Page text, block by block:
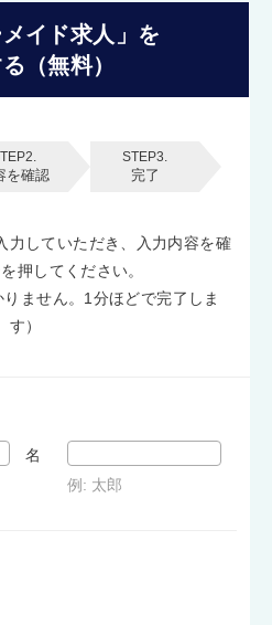
メイド求人」を
（無料）
を確認
STEP3.
完了
力していただき、入力内容を確
押してください。
りません。1分ほどで完了しま
す）
名
例: 太郎